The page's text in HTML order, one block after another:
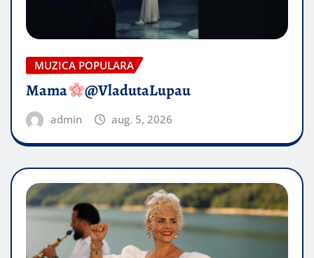
MUZICA POPULARA
Mama @VladutaLupau
admin aug. 5, 2026